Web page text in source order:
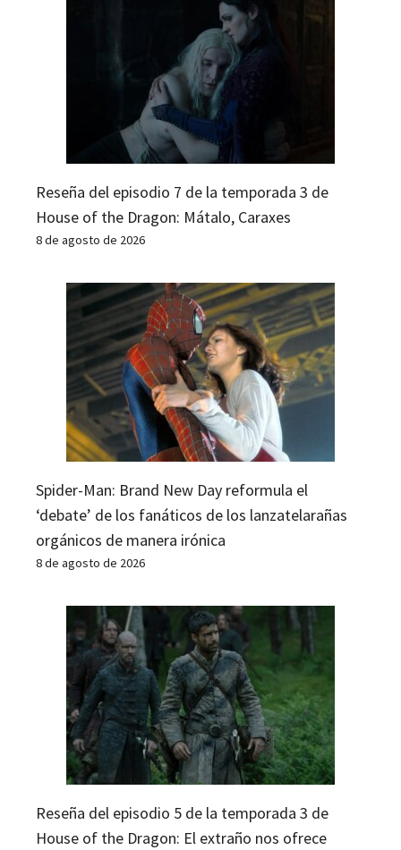
Reseña del episodio 7 de la temporada 3 de
House of the Dragon: Mátalo, Caraxes
8 de agosto de 2026
Spider-Man: Brand New Day reformula el
‘debate’ de los fanáticos de los lanzatelarañas
orgánicos de manera irónica
8 de agosto de 2026
Reseña del episodio 5 de la temporada 3 de
House of the Dragon: El extraño nos ofrece